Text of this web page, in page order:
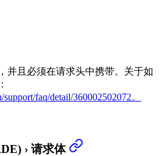
并且必须在请求头中携带。关于如
faq/detail/360002502072。
› 请求体